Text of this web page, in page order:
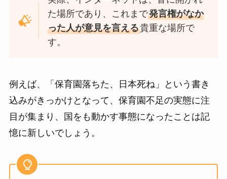
た場所であり、これまで発言権がなか
った人が意見を言える貴重な場所で
す。
例えば、「保育園落ちた、日本死ね」という書き
込みがきっかけとなって、保育園不足の実態に注
目が集まり、国をも動かす事態になったことは記
憶に新しいでしょう。